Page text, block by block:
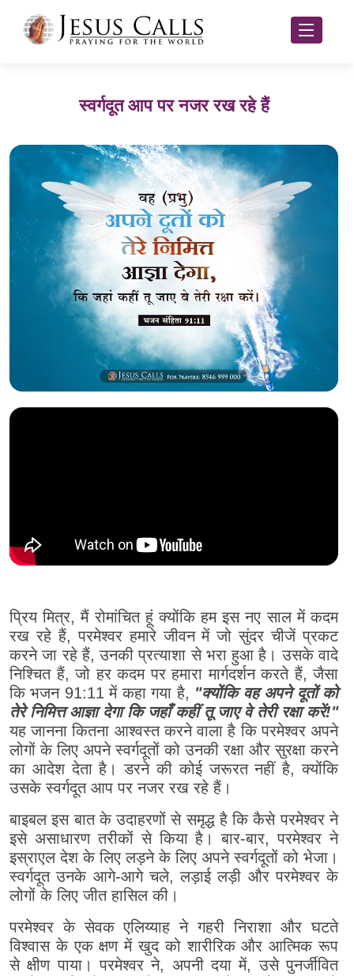
स्वर्गदूत आप पर नजर रख रहे हैं
प्रिय मित्र, मैं रोमांचित हूं क्योंकि हम इस नए साल में कदम
रख रहे हैं, परमेश्वर हमारे जीवन में जो सुंदर चीजें प्रकट
करने जा रहे हैं, उनकी प्रत्याशा से भरा हुआ है। उसके वादे
निश्चित हैं, जो हर कदम पर हमारा मार्गदर्शन करते हैं, जैसा
कि भजन 91:11 में कहा गया है, "क्योंकि वह अपने दूतों को
तेरे निमित्त आज्ञा देगा कि जहाँ कहीं तू जाए वे तेरी रक्षा करें!"
यह जानना कितना आश्वस्त करने वाला है कि परमेश्वर अपने
लोगों के लिए अपने स्वर्गदूतों को उनकी रक्षा और सुरक्षा करने
का आदेश देता है। डरने की कोई जरूरत नहीं है, क्योंकि
उसके स्वर्गदूत आप पर नजर रख रहे हैं।
बाइबल इस बात के उदाहरणों से समृद्ध है कि कैसे परमेश्वर ने
इसे असाधारण तरीकों से किया है। बार-बार, परमेश्वर ने
इस्राएल देश के लिए लड़ने के लिए अपने स्वर्गदूतों को भेजा।
स्वर्गदूत उनके आगे-आगे चले, लड़ाई लड़ी और परमेश्वर के
लोगों के लिए जीत हासिल की।
परमेश्वर के सेवक एलिय्याह ने गहरी निराशा और घटते
विश्वास के एक क्षण में खुद को शारीरिक और आत्मिक रूप
से क्षीण पाया। परमेश्वर ने, अपनी दया में, उसे पुनर्जीवित